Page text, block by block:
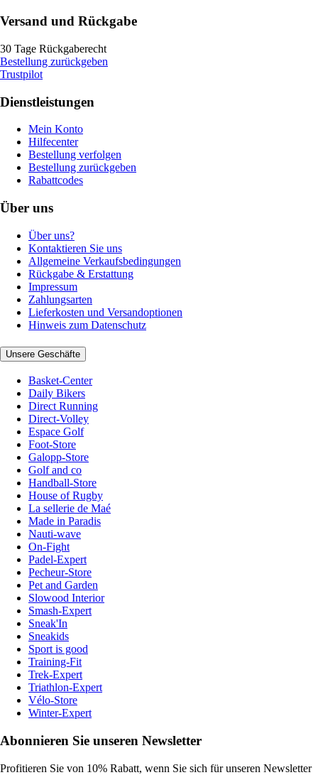
Versand und Rückgabe
30 Tage Rückgaberecht
Bestellung zurückgeben
Trustpilot
Dienstleistungen
Mein Konto
Hilfecenter
Bestellung verfolgen
Bestellung zurückgeben
Rabattcodes
Über uns
Über uns?
Kontaktieren Sie uns
Allgemeine Verkaufsbedingungen
Rückgabe & Erstattung
Impressum
Zahlungsarten
Lieferkosten und Versandoptionen
Hinweis zum Datenschutz
Unsere Geschäfte
Basket-Center
Daily Bikers
Direct Running
Direct-Volley
Espace Golf
Foot-Store
Galopp-Store
Golf and co
Handball-Store
House of Rugby
La sellerie de Maé
Made in Paradis
Nauti-wave
On-Fight
Padel-Expert
Pecheur-Store
Pet and Garden
Slowood Interior
Smash-Expert
Sneak'In
Sneakids
Sport is good
Training-Fit
Trek-Expert
Triathlon-Expert
Vélo-Store
Winter-Expert
Abonnieren Sie unseren Newsletter
Profitieren Sie von 10% Rabatt, wenn Sie sich für unseren Newsletter